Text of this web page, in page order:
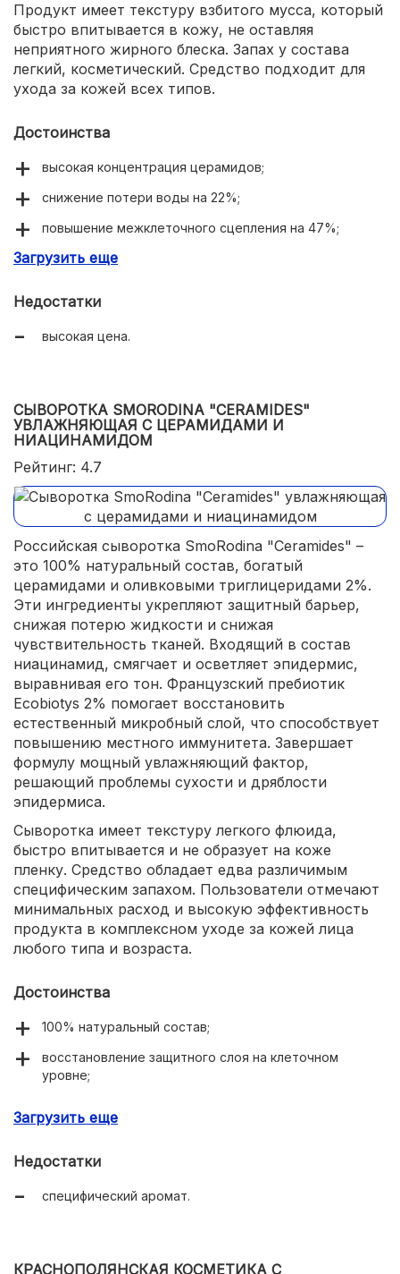
Продукт имеет текстуру взбитого мусса, который
быстро впитывается в кожу, не оставляя
неприятного жирного блеска. Запах у состава
легкий, косметический. Средство подходит для
ухода за кожей всех типов.
Достоинства
высокая концентрация церамидов;
снижение потери воды на 22%;
повышение межклеточного сцепления на 47%;
выравнивание тона кожи;
Загрузить еще
Недостатки
высокая цена.
СЫВОРОТКА SMORODINA "CERAMIDES"
УВЛАЖНЯЮЩАЯ С ЦЕРАМИДАМИ И
НИАЦИНАМИДОМ
Рейтинг: 4.7
Российская сыворотка SmoRodina "Ceramides" –
это 100% натуральный состав, богатый
церамидами и оливковыми триглицеридами 2%.
Эти ингредиенты укрепляют защитный барьер,
снижая потерю жидкости и снижая
чувствительность тканей. Входящий в состав
ниацинамид, смягчает и осветляет эпидермис,
выравнивая его тон. Французский пребиотик
Ecobiotys 2% помогает восстановить
естественный микробный слой, что способствует
повышению местного иммунитета. Завершает
формулу мощный увлажняющий фактор,
решающий проблемы сухости и дряблости
эпидермиса.
Сыворотка имеет текстуру легкого флюида,
быстро впитывается и не образует на коже
пленку. Средство обладает едва различимым
специфическим запахом. Пользователи отмечают
минимальных расход и высокую эффективность
продукта в комплексном уходе за кожей лица
любого типа и возраста.
Достоинства
100% натуральный состав;
восстановление защитного слоя на клеточном
уровне;
Загрузить еще
Недостатки
специфический аромат.
КРАСНОПОЛЯНСКАЯ КОСМЕТИКА С